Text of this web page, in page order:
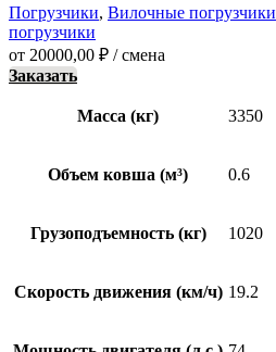
Погрузчики, Вилочные погрузчики
погрузчики
от 20000,00 ₽ / смена
Заказать
Масса (кг) 3350
Объем ковша (м³) 0.6
Грузоподъемность (кг) 1020
Скорость движения (км/ч) 19.2